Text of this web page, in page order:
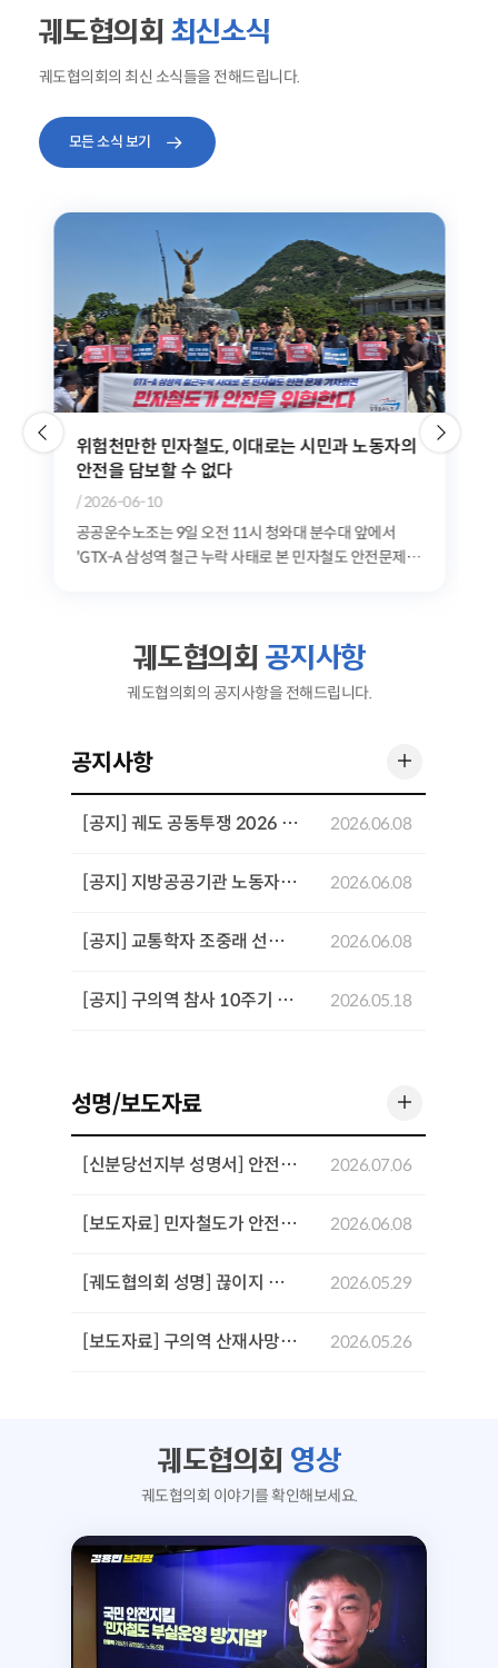
궤도협의회 최신소식
궤도협의회의 최신 소식들을 전해드립니다.
모든 소식 보기
위험천만한 민자철도, 이대로는 시민과 노동자의
안전을 담보할 수 없다
/ 2026-06-10
공공운수노조는 9일 오전 11시 청와대 분수대 앞에서
'GTX-A 삼성역 철근 누락 사태로 본 민자철도 안전문제
궤도협의회 공지사항
궤도협의회의 공지사항을 전해드립니다.
공지사항
[공지] 궤도 공동투쟁 2026 기념행사 개최 2026.06.08
[공지] 지방공공기관 노동자 공동투쟁 결의대회 개최 2026.06.08
[공지] 교통학자 조중래 선생 4주기 추념 좌담회 개최 2026.06.08
[공지] 구의역 참사 10주기 추모기간 주요 일정 2026.05.18
성명/보도자료
[신분당선지부 성명서] 안전과 전문성을 희생시키는 「UTO 고도화를 위한 운영인력 재설계 방안」을 반대한다 2026.07.06
[보도자료] 민자철도가 안전을 위협한다: GTX-A 삼성역 철근 누락 사태로 본 민자철도 안전문제 기자회견 2026.06.08
[궤도협의회 성명] 끊이지 않는 서울시의 참사,'안전 불감증'이 부른 서소문 고가 붕괴사고를 규탄한다! 2026.05.29
[보도자료] 구의역 산재사망 참사 10주기 추모문화제 및 서울시장후보 생명안전시민약속식 2026.05.26
궤도협의회 영상
궤도협의회 이야기를 확인해보세요.